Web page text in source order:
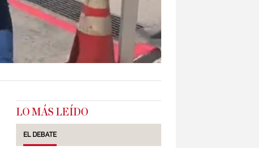
LO MÁS LEÍDO
EL DEBATE